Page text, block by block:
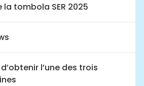
tombola SER 2025
l’une des trois